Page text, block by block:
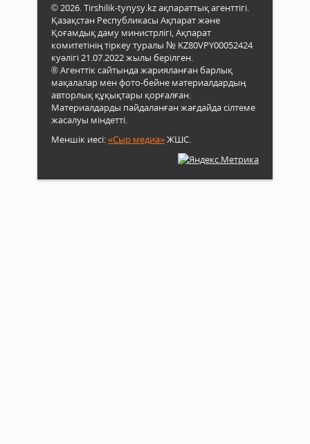
© 2026. Tirshilik-tynysy.kz ақпараттық агенттігі.
Қазақстан Республикасы Ақпарат және
Қоғамдық даму министрлігі, Ақпарат
комитетінің тіркеу туралы № KZ80VPY00052424
куәлігі 21.07.2022 жылы берілген.
® Агенттік сайтында жарияланған барлық
мақалалар мен фото-бейне материалдардың
авторлық құқықтары қорғалған.
Материалдарды пайдаланған жағдайда сілтеме
жасалуы міндетті.
Меншік иесі:«Сыр медиа»ЖШС.